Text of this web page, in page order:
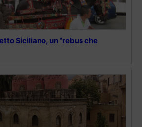
Siciliano, un “rebus che